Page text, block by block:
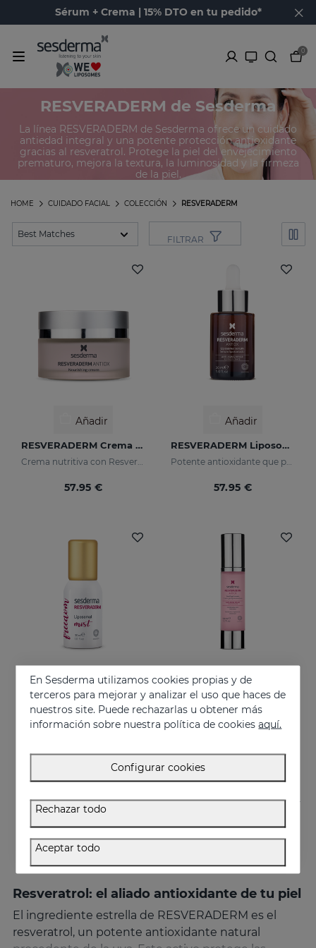
Sérum + Crema | 15% DTO en tu pedido*
0
Productos de la línea
RESVERADERM de Sesderma
La línea RESVERADERM de Sesderma ofrece un cuidado
antiedad integral y una potente protección antioxidante
gracias al resveratrol. Protege la piel del envejecimiento
prematuro, mejora la textura, la luminosidad y la firmeza
de la piel.
RESVERADERM
COLECCIÓN
CUIDADO FACIAL
HOME
FILTRAR
Añadir
RESVERADERM Crema Nutritiva
Crema nutritiva con Resveratrol
57.95 €
Añadir
RESVERADERM Liposomal Serum
Potente antioxidante que protege la piel de las agresiones medioambientales
57.95 €
RESVERADERM Mist
El aliado perfecto y un booster de belleza para tener siempre a mano
27.95 €
Añadir
57.95 €
Resveratrol: el aliado antioxidante de tu piel
El ingrediente estrella de RESVERADERM es el
resveratrol, un potente antioxidante natural
En Sesderma utilizamos cookies propias y de
terceros para mejorar y analizar el uso que haces de
nuestros site. Puede rechazarlas u obtener más
información sobre nuestra política de cookiesaquí.
Configurar cookies
Rechazar todo
Aceptar todo